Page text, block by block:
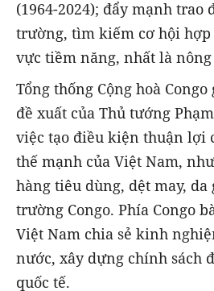
(1964-2024); đẩy mạnh
trường, tìm kiếm cơ hội
vực tiềm năng, nhất là
Tổng thống Cộng hoà
đề xuất của Thủ tướng
việc tạo điều kiện thuận lợi
thế mạnh của Việt Nam,
hàng tiêu dùng, dệt may,
trường Congo. Phía Congo
Việt Nam chia sẻ kinh
nước, xây dựng chính sách
quốc tế.